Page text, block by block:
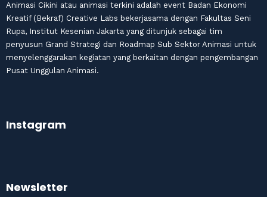
Animasi Cikini atau animasi terkini adalah event Badan Ekonomi
Kreatif (Bekraf) Creative Labs bekerjasama dengan Fakultas Seni
Rupa, Institut Kesenian Jakarta yang ditunjuk sebagai tim
penyusun Grand Strategi dan Roadmap Sub Sektor Animasi untuk
menyelenggarakan kegiatan yang berkaitan dengan pengembangan
Pusat Unggulan Animasi.
Instagram
Newsletter